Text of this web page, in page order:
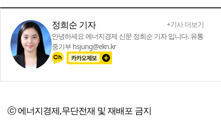
정희순 기자
+기사 더보기
안녕하세요 에너지경제 신문 정희순 기자 입니다. 유통
중기부 hsjung@ekn.kr
ⓒ 에너지경제,무단전재 및 재배포 금지